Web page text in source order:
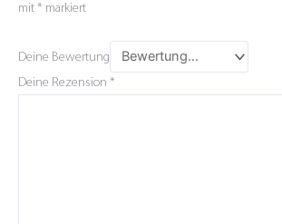
mit * markiert
Deine Bewertung
Deine Rezension *